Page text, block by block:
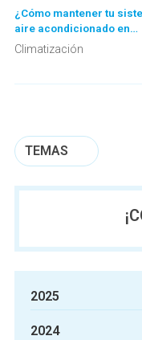
TEMAS
¿Cómo mantener tu
aire acondicionado en
invierno?
Climatización
2025
2024